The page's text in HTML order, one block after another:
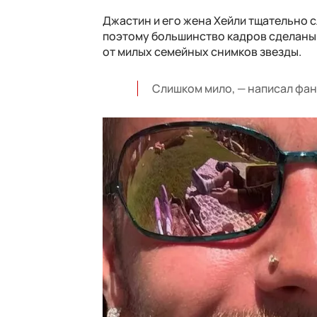
Джастин и его жена Хейли тщательно
поэтому большинство кадров
от милых семейных снимков звезды.
Слишком мило, — написал